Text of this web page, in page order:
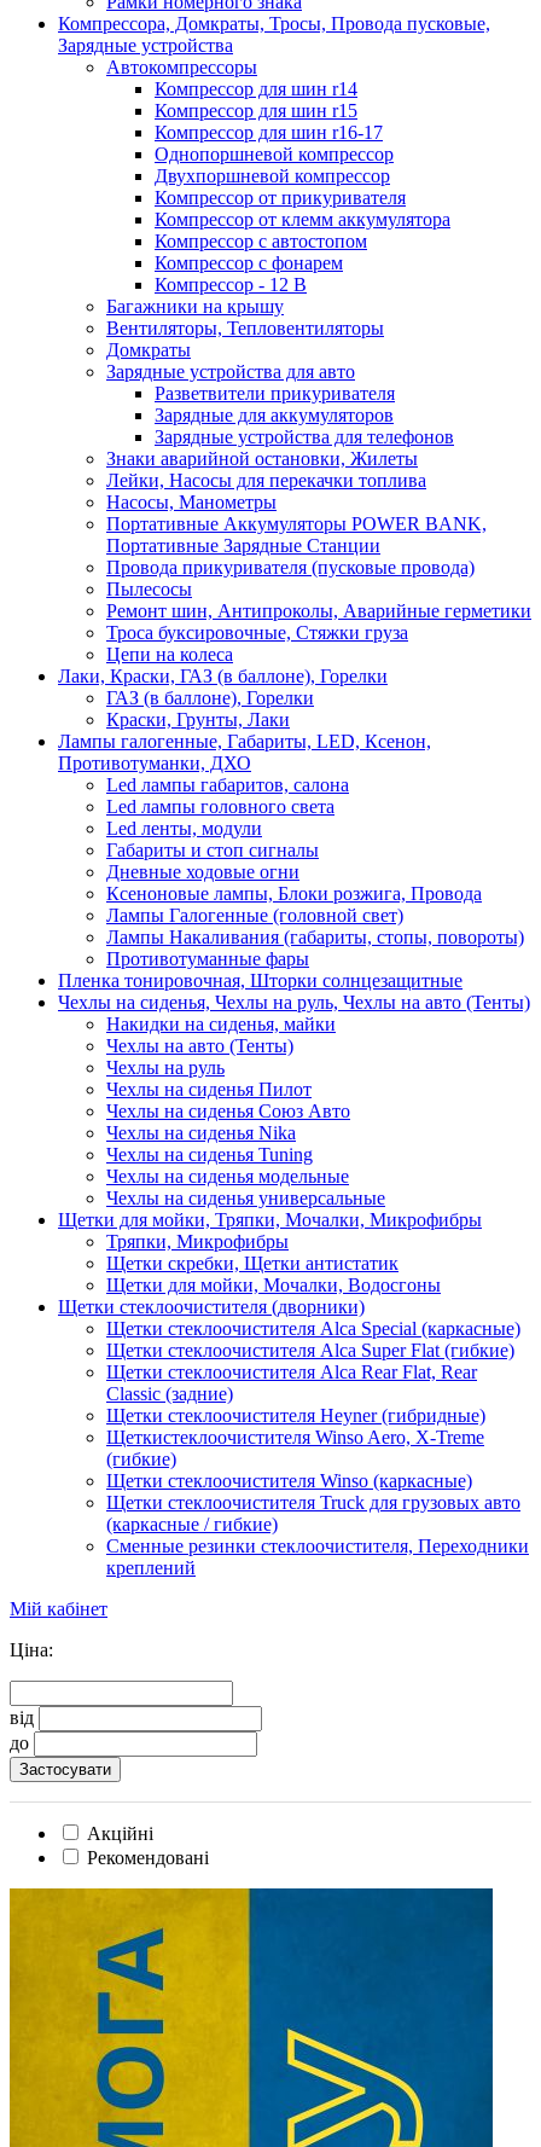
Компрессора, Домкраты, Тросы, Провода пусковые,
Зарядные устройства
Автокомпрессоры
Компрессор для шин r14
Компрессор для шин r15
Компрессор для шин r16-17
Однопоршневой компрессор
Двухпоршневой компрессор
Компрессор от прикуривателя
Компрессор от клемм аккумулятора
Компрессор с автостопом
Компрессор с фонарем
Компрессор - 12 В
Багажники на крышу
Вентиляторы, Тепловентиляторы
Домкраты
Зарядные устройства для авто
Разветвители прикуривателя
Зарядные для аккумуляторов
Зарядные устройства для телефонов
Знаки аварийной остановки, Жилеты
Лейки, Насосы для перекачки топлива
Насосы, Манометры
Портативные Аккумуляторы POWER BANK,
Портативные Зарядные Станции
Провода прикуривателя (пусковые провода)
Пылесосы
Ремонт шин, Антипроколы, Аварийные герметики
Троса буксировочные, Стяжки груза
Цепи на колеса
Лаки, Краски, ГАЗ (в баллоне), Горелки
ГАЗ (в баллоне), Горелки
Краски, Грунты, Лаки
Лампы галогенные, Габариты, LED, Ксенон,
Противотуманки, ДХО
Led лампы габаритов, салона
Led лампы головного света
Led ленты, модули
Габариты и стоп сигналы
Дневные ходовые огни
Ксеноновые лампы, Блоки розжига, Провода
Лампы Галогенные (головной свет)
Лампы Накаливания (габариты, стопы, повороты)
Противотуманные фары
Пленка тонировочная, Шторки солнцезащитные
Чехлы на сиденья, Чехлы на руль, Чехлы на авто (Тенты)
Накидки на сиденья, майки
Чехлы на авто (Тенты)
Чехлы на руль
Чехлы на сиденья Пилот
Чехлы на сиденья Союз Авто
Чехлы на сиденья Nika
Чехлы на сиденья Tuning
Чехлы на сиденья модельные
Чехлы на сиденья универсальные
Щетки для мойки, Тряпки, Мочалки, Микрофибры
Тряпки, Микрофибры
Щетки скребки, Щетки антистатик
Щетки для мойки, Мочалки, Водосгоны
Щетки стеклоочистителя (дворники)
Щетки стеклоочистителя Alca Special (каркасные)
Щетки стеклоочистителя Alca Super Flat (гибкие)
Щетки стеклоочистителя Alca Rear Flat, Rear
Classic (задние)
Щетки стеклоочистителя Heyner (гибридные)
Щеткистеклоочистителя Winso Aero, X-Treme
(гибкие)
Щетки стеклоочистителя Winso (каркасные)
Щетки стеклоочистителя Truck для грузовых авто
(каркасные / гибкие)
Сменные резинки стеклоочистителя, Переходники
креплений
Мій кабінет
Ціна:
від
до
Акційні
Рекомендовані